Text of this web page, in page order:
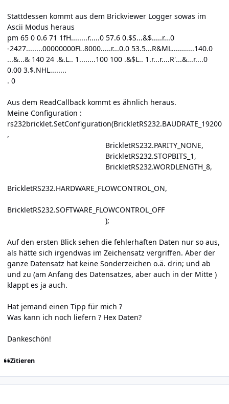
Stattdessen kommt aus dem Brickviewer Logger sowas im
Ascii Modus heraus
pm 65 0 0.6 71 1fH........r.....0 57.6 0.$S...&$.....r...0
-2427........00000000FL.8000.....r...0.0 53.5...R&ML...........140.0
...&...& 140 24 .&.L.. 1........100 100 .&$L.. 1.r...r....R'...&...r....0
0.00 3.$.NHL........
. 0
Aus dem ReadCallback kommt es ähnlich heraus.
Meine Configuration :
rs232bricklet.SetConfiguration(BrickletRS232.BAUDRATE_19200
,
BrickletRS232.PARITY_NONE,
BrickletRS232.STOPBITS_1,
BrickletRS232.WORDLENGTH_8,
BrickletRS232.HARDWARE_FLOWCONTROL_ON,
BrickletRS232.SOFTWARE_FLOWCONTROL_OFF
);
Auf den ersten Blick sehen die fehlerhaften Daten nur so aus,
als hätte sich irgendwas im Zeichensatz vergriffen. Aber der
ganze Datensatz hat keine Sonderzeichen o.ä. drin; und ab
und zu (am Anfang des Datensatzes, aber auch in der Mitte )
klappt es ja auch.
Hat jemand einen Tipp für mich ?
Was kann ich noch liefern ? Hex Daten?
Dankeschön!
Zitieren